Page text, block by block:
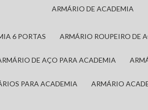
ARMÁRIO DE ACADEMIA
6 PORTAS ARMÁRIO ROUPEIRO
ARMÁRIO DE AÇO PARA ACADEMIA
PARA ACADEMIA ARMÁRIO